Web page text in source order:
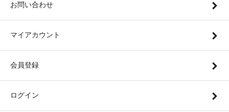
お問い合わせ
マイアカウント
会員登録
ログイン